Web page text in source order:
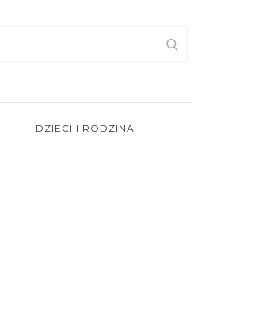
DZIECI I RODZINA